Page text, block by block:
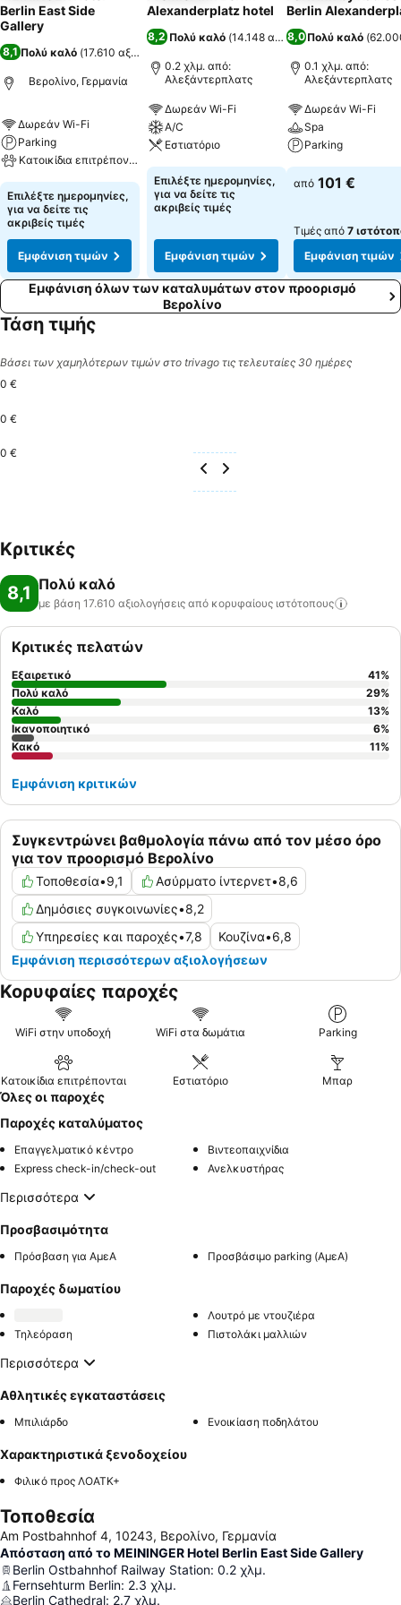
Berlin East Side
Gallery
8,1 Πολύ καλό (17.610 αξιολογήσεις
Βερολίνο, Γερμανία
Δωρεάν Wi-Fi
Parking
Κατοικίδια επιτρέπονται
Επιλέξτε ημερομηνίες,
για να δείτε τις
ακριβείς τιμές
Εμφάνιση τιμών
Alexanderplatz hotel
8,2 Πολύ καλό (14.148 αξιολογήσεις )
0.2 χλμ. από:
Αλεξάντερπλατς
Δωρεάν Wi-Fi
A/C
Εστιατόριο
Επιλέξτε ημερομηνίες,
για να δείτε τις
ακριβείς τιμές
Εμφάνιση τιμών
Berlin
8,0Πολύ καλό (
0.1 χλμ. από:
Αλεξάντερπλατς
Δωρεάν Wi-Fi
Spa
Parking
από 101 €
Τιμές από 7
Εμφάνιση τιμών
Εμφάνιση όλων των καταλυμάτων στον προορισμό
Βερολίνο
Τάση τιμής
Βάσει των χαμηλότερων τιμών στο trivago τις τελευταίες 30 ημέρες
0 €
0 €
0 €
Κριτικές
8,1 Πολύ καλό
με βάση 17.610 αξιολογήσεις από κορυφαίους ιστότοπους
Συγκεντρώνει βαθμολογία πάνω από τον μέσο όρο
για τον προορισμό Βερολίνο
Τοποθεσία•9,1 Ασύρματο ίντερνετ•8,6
Δημόσιες συγκοινωνίες•8,2
Υπηρεσίες και παροχές•7,8 Κουζίνα•6,8
Εμφάνιση περισσότερων αξιολογήσεων
Κριτικές πελατών
Εξαιρετικό 41%
Πολύ καλό
29%
Καλό
13%
Ικανοποιητικό
6%
Κακό
11%
Εμφάνιση κριτικών
Κορυφαίες παροχές
WiFi στην υποδοχή WiFi στα δωμάτια Parking
Κατοικίδια επιτρέπονται Εστιατόριο Μπαρ
Όλες οι παροχές
Παροχές καταλύματος
Επαγγελματικό κέντρο
Βιντεοπαιχνίδια
Express check-in/check-out
Ανελκυστήρας
Περισσότερα
Προσβασιμότητα
Πρόσβαση για ΑμεΑ Προσβάσιμο parking (ΑμεΑ)
Παροχές δωματίου
Λουτρό με ντουζιέρα
Τηλεόραση
Πιστολάκι μαλλιών
Περισσότερα
Αθλητικές εγκαταστάσεις
Μπιλιάρδο Ενοικίαση ποδηλάτου
Χαρακτηριστικά ξενοδοχείου
Φιλικό προς ΛΟΑΤΚ+
Τοποθεσία
Am Postbahnhof 4, 10243, Βερολίνο, Γερμανία
Απόσταση από το MEININGER Hotel Berlin East Side Gallery
Berlin Ostbahnhof Railway Station: 0.2 χλμ.
Fernsehturm Berlin: 2.3 χλμ.
Berlin Cathedral: 2.7 χλμ.